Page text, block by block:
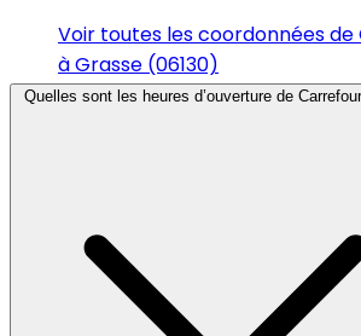
Voir toutes les coordonnées
à Grasse (06130)
Quelles sont les heures d’ouverture de